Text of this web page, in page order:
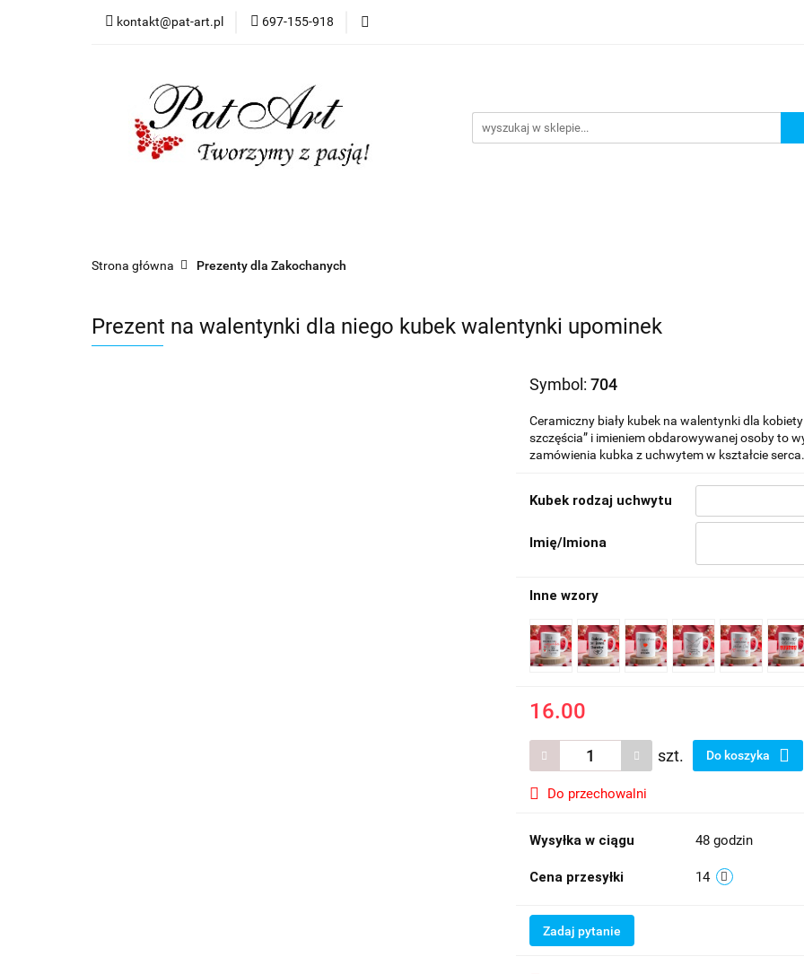
kontakt@pat-art.pl 697-155-918
Czas realizacji zamówień
Prezenty z okazji
Dodatki okolicznościowe
Strona główna Prezenty dla Zakochanych
Prezent na walentynki dla niego kubek walentynki upominek
Symbol: 704
Ceramiczny biały kubek na walentynki dla
szczęścia” i imieniem obdarowywanej osoby to
zamówienia kubka z uchwytem w kształcie serca.
Kubek rodzaj uchwytu
Imię/Imiona
Inne wzory
16.00
szt. Do koszyka
Do przechowalni
Wysyłka w ciągu 48 godzin
Cena przesyłki 14
Zadaj pytanie